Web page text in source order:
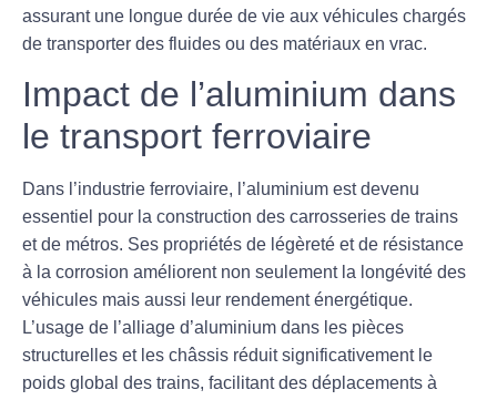
assurant une longue durée de vie aux véhicules chargés
de transporter des fluides ou des matériaux en vrac.
Impact de l’aluminium dans
le transport ferroviaire
Dans l’industrie ferroviaire, l’aluminium est devenu
essentiel pour la construction des carrosseries de trains
et de métros. Ses propriétés de légèreté et de résistance
à la corrosion améliorent non seulement la longévité des
véhicules mais aussi leur rendement énergétique.
L’usage de l’alliage d’aluminium dans les pièces
structurelles et les châssis réduit significativement le
poids global des trains, facilitant des déplacements à